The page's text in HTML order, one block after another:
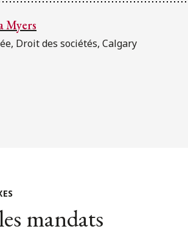
Myers
Droit des sociétés, Calgary
mandats